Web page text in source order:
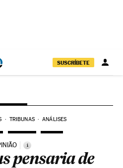
SUSCRÍBETE
TRIBUNAS ANÁLISES
i
pensaria de